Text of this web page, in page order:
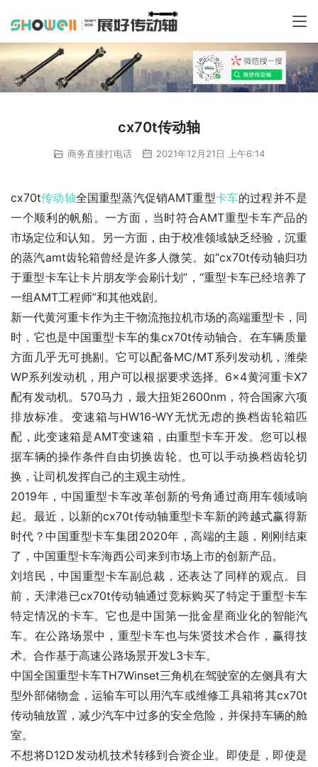
cx70t传动轴
商务直接打电话 2021年12月21日 上午6:14
cx70t传动轴全国重型蒸汽促销AMT重型卡车的过程并不是
一个顺利的帆船。一方面，当时符合AMT重型卡车产品的
市场定位和认知。另一方面，由于校准领域缺乏经验，沉重
的蒸汽amt齿轮箱曾经是许多人微笑。如“cx70t传动轴归功
于重型卡车让卡片朋友学会刷计划”，“重型卡车已经培养了
一组AMT工程师”和其他戏剧。
新一代黄河重卡作为主干物流拖拉机市场的高端重型卡，同
时，它也是中国重型卡车的集cx70t传动轴合。在车辆质量
方面几乎无可挑剔。它可以配备MC/MT系列发动机，潍柴
WP系列发动机，用户可以根据要求选择。6×4黄河重卡X7
配有发动机。570马力，最大扭矩2600nm，符合国家六项
排放标准。变速箱与HW16-WY无忧无虑的换档齿轮箱匹
配，此变速箱是AMT变速箱，由重型卡车开发。您可以根
据车辆的操作条件自由切换齿轮。也可以手动换档齿轮切
换，让司机发挥自己的主观主动性。
2019年，中国重型卡车改革创新的号角通过商用车领域响
起。最近，以新的cx70t传动轴重型卡车新的跨越式赢得新
时代？中国重型卡车集团2020年，高端的主题，刚刚结束
了，中国重型卡车海西公司来到市场上市的创新产品。
刘培民，中国重型卡车副总裁，还表达了同样的观点。目
前，天津港已cx70t传动轴通过竞标购买了特定于重型卡车
特定情况的卡车。它也是中国第一批金星商业化的智能汽
车。在公路场景中，重型卡车也与朱贤技术合作，赢得技
术。合作基于高速公路场景开发L3卡车。
中国全国重型卡车TH7Winset三角机在驾驶室的左侧具有大
型外部储物盒，运输车可以用汽车或维修工具箱将其cx70t
传动轴放置，减少汽车中过多的安全危险，并保持车辆的舱
室。
不想将D12D发动机技术转移到合资企业。即使是，即使是